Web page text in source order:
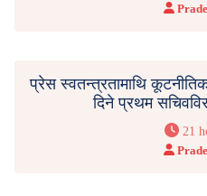
प्रेस स्वतन्त्रतामाथि
दिने प्रथम
21